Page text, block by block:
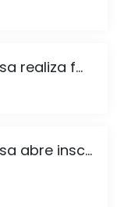
realiza f...
abre insc...